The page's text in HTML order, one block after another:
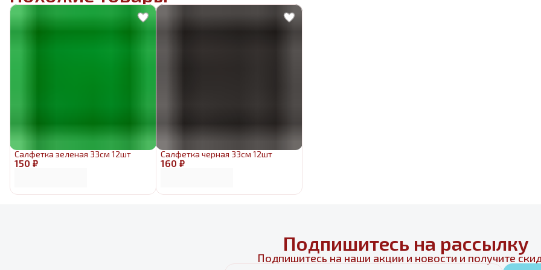
150 ₽
Салфетка зеленая 33см 12шт
160 ₽
Салфетка черная 33см 12шт
Подпишитесь на рассылку
Подпишитесь на наши акции и новости и получите